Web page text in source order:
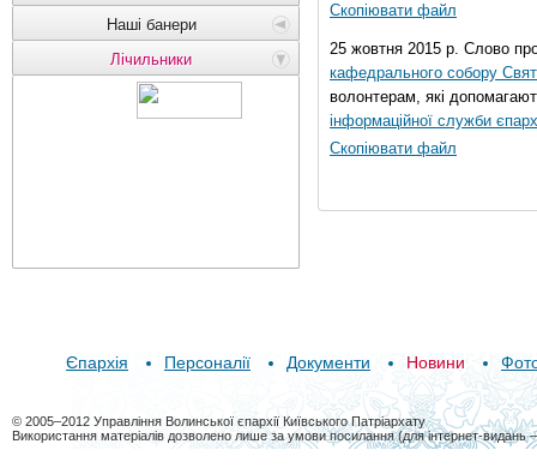
Наші банери
Лічильники
Скопіювати файл
25 жовтня 2015 р. Слово
кафедрального собору
волонтерам, які
інформаційної служби
Скопіювати файл
Єпархія Персоналії Документи Новини
© 2005–2012 Управління Волинської єпархії Київського Патріархату
Використання матеріалів дозволено лише за умови посилання (для інтернет-видань